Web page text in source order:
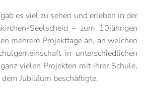
es viel zu sehen und erleben in der
Seelscheid – zum 10jährigen
mehrere Projekttage an, an welchen
in unterschiedlichen
vielen Projekten mit ihrer Schule,
Jubiläum beschäftigte.